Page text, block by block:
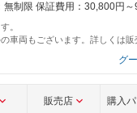
無制限 保証費用：30,800円
。
車両もございます。詳しくは販
グ
販売店 購入